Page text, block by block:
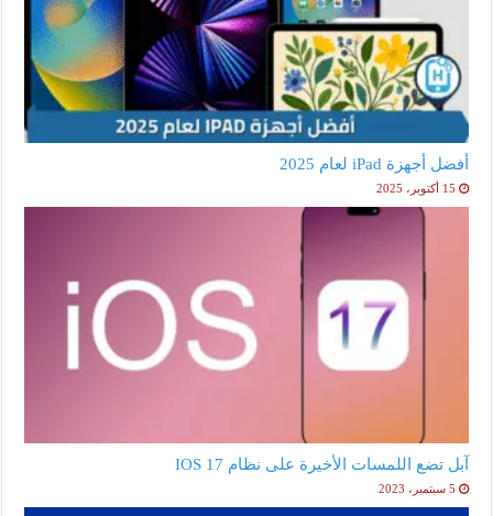
أفضل أجهزة iPad لعام 2025
15 أكتوبر، 2025
آبل تضع اللمسات الأخيرة على نظام IOS 17
5 سبتمبر، 2023